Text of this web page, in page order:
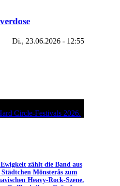
Di., 23.06.2026 - 12:55